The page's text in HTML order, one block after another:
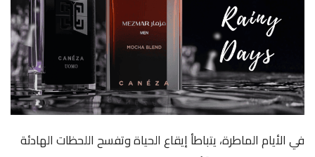
في الأيام الماطرة، يتباطأ إيقاع الحياة وتفسح اللحظات الهادئة